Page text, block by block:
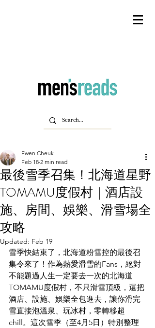
最後雪季召集！北海道星野
TOMAMU度假村｜酒店設
施、房間、娛樂、滑雪場全
攻略
Ewen Cheuk
Feb 18 2 min read
Updated: Feb 19
雪季快結束了，北海道粉雪控的最後召
集令來了！作為熱愛滑雪的Fans，絕對
不能題過人生一定要去一次的北海道
TOMAMU度假村，不只滑雪頂級，還把
酒店、設施、娛樂全包進去，讓你滑完
雪直接泡溫泉、玩冰村，零轉移超
chill。這次雪季（至4月5日）特別整理